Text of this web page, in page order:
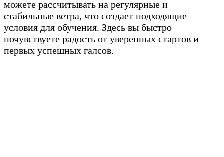
можете рассчитывать на регулярные и
стабильные ветра, что создает подходящие
условия для обучения. Здесь вы быстро
почувствуете радость от уверенных стартов и
первых успешных галсов.